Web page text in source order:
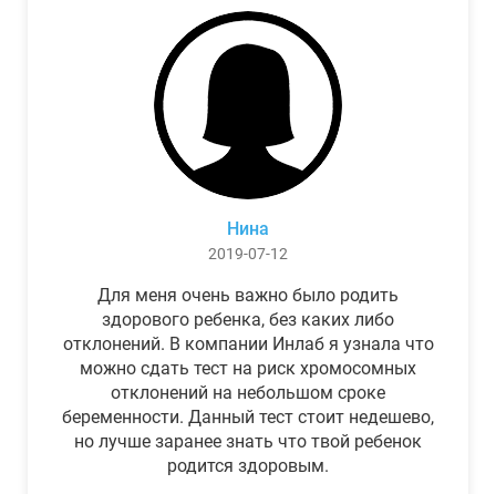
Нина
2019-07-12
Для меня очень важно было родить
здорового ребенка, без каких либо
отклонений. В компании Инлаб я узнала что
можно сдать тест на риск хромосомных
отклонений на небольшом сроке
беременности. Данный тест стоит недешево,
но лучше заранее знать что твой ребенок
родится здоровым.